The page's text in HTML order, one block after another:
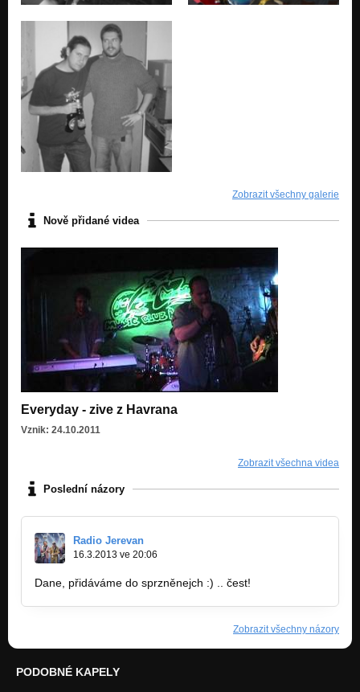
Zobrazit všechny galerie
Nově přidané videa
Everyday - zive z Havrana
Vznik: 24.10.2011
Zobrazit všechna videa
Poslední názory
Radio Jerevan
16.3.2013 ve 20:06
Dane, přidáváme do sprzněnejch :) .. čest!
Zobrazit všechny názory
PODOBNÉ KAPELY